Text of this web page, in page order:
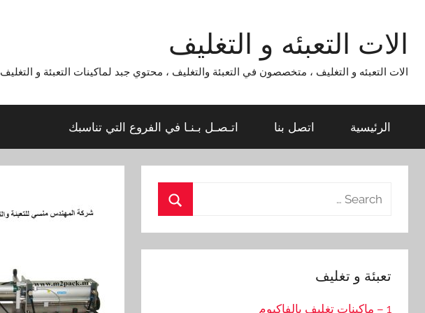
contentالات التعبئه و التغليف
الات التعبئه و التغليف ، متخصصون في التعبئة والتغليف ، محتوي جبد لماكينات التعبئة و التغليف 01211116954 – 01211116956 – 01211116958
الرئيسية اتصل بنا اتـصـل بـنـا في الفروع التي تناسبك
Search
تعبئة و تغليف
1 – ماكينات تغليف بالفاكيوم